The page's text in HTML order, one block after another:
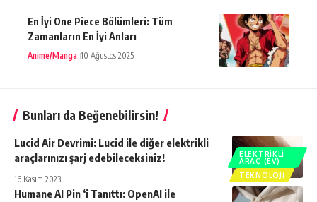
En İyi One Piece Bölümleri: Tüm
Zamanların En İyi Anları
Anime/Manga 10 Ağustos 2025
Bunları da Beğenebilirsin!
ELEKTRIKLI
ARAÇ (EV)
TEKNOLOJI
Lucid Air Devrimi: Lucid ile diğer elektrikli
araçlarınızı şarj edebileceksiniz!
16 Kasım 2023
Humane AI Pin ‘i Tanıttı: OpenAI ile